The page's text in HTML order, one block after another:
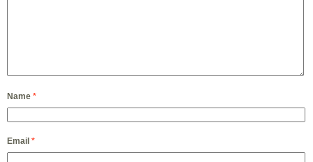
Name *
Email *